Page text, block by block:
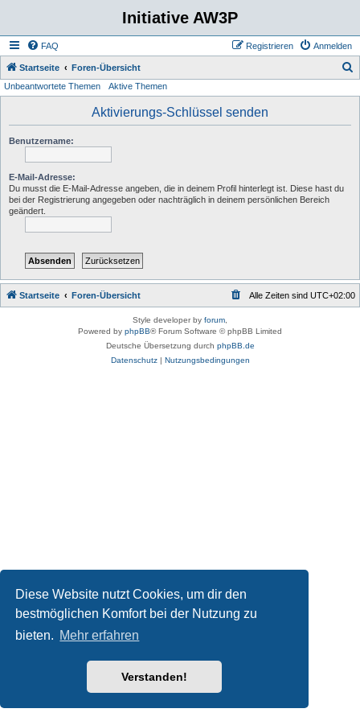
Diese Website nutzt Cookies, um dir den
bestmöglichen Komfort bei der Nutzung zu
bieten. Mehr erfahren
Verstanden!
Initiative AW3P
FAQ Anmelden
Registrieren
Startseite Foren-Übersicht
Unbeantwortete Themen Aktive Themen
Aktivierungs-Schlüssel senden
Benutzername:
E-Mail-Adresse:
Du musst die E-Mail-Adresse angeben, die in deinem Profil hinterlegt ist. Diese hast du
bei der Registrierung angegeben oder nachträglich in deinem persönlichen Bereich
geändert.
Startseite Foren-Übersicht Alle Zeiten sind UTC+02:00
Style developer by forum
Powered by phpBB® Forum Software © phpBB Limited
Deutsche Übersetzung durch phpBB.de
Datenschutz| Nutzungsbedingungen